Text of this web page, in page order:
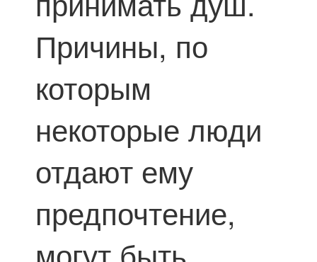
Причины, по
которым
некоторые люди
отдают ему
предпочтение,